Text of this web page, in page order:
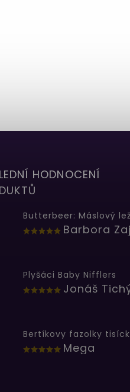
HODNOCENÍ
Plyšáci Baby Nifflers
Jonáš
Mega